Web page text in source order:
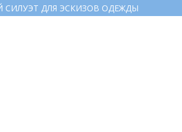
СИЛУЭТ ДЛЯ ЭСКИЗОВ ОДЕЖДЫ